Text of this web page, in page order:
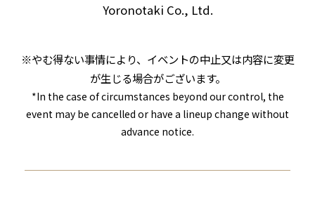
Yoronotaki Co., Ltd.
※やむ得ない事情により、イベントの中止又は内容に変更
が生じる場合がございます。
*In the case of circumstances beyond our control, the
event may be cancelled or have a lineup change without
advance notice.